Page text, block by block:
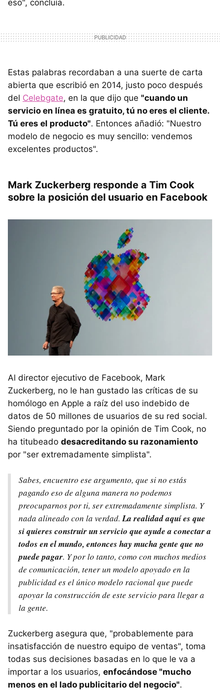
eso", concluía.
Estas palabras recordaban a una suerte de carta
abierta que escribió en 2014, justo poco después
del Celebgate, en la que dijo que "cuando un
servicio en línea es gratuito, tú no eres el cliente.
Tú eres el producto". Entonces añadió: "Nuestro
modelo de negocio es muy sencillo: vendemos
excelentes productos".
Mark Zuckerberg responde a Tim Cook
sobre la posición del usuario en Facebook
Al director ejecutivo de Facebook, Mark
Zuckerberg, no le han gustado las críticas de su
homólogo en Apple a raíz del uso indebido de
datos de 50 millones de usuarios de su red social.
Siendo preguntado por la opinión de Tim Cook, no
ha titubeado desacreditando su razonamiento
por "ser extremadamente simplista".
Sabes, encuentro ese argumento, que si no estás
pagando eso de alguna manera no podemos
preocuparnos por ti, ser extremadamente simplista. Y
nada alineado con la verdad.La realidad aquí es que
si quieres construir un servicio que ayude a conectar a
todos en el mundo, entonces hay mucha gente que no
puede pagar. Y por lo tanto, como con muchos medios
de comunicación, tener un modelo apoyado en la
publicidad es el único modelo racional que puede
apoyar la construcción de este servicio para llegar a
la gente.
Zuckerberg asegura que, "probablemente para
insatisfacción de nuestro equipo de ventas", toma
todas sus decisiones basadas en lo que le va a
importar a los usuarios, enfocándose "mucho
menos en el lado publicitario del negocio".